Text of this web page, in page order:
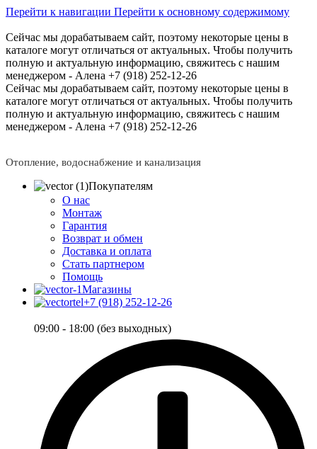
Перейти к навигации Перейти к основному содержимому
Сейчас мы дорабатываем сайт, поэтому некоторые цены в
каталоге могут отличаться от актуальных. Чтобы получить
полную и актуальную информацию, свяжитесь с нашим
менеджером - Алена +7 (918) 252-12-26
Сейчас мы дорабатываем сайт, поэтому некоторые цены в
каталоге могут отличаться от актуальных. Чтобы получить
полную и актуальную информацию, свяжитесь с нашим
менеджером - Алена +7 (918) 252-12-26
Отопление, водоснабжение и канализация
Покупателям
О нас
Монтаж
Гарантия
Возврат и обмен
Доставка и оплата
Стать партнером
Помощь
Магазины
+7 (918) 252-12-26
09:00 - 18:00 (без выходных)